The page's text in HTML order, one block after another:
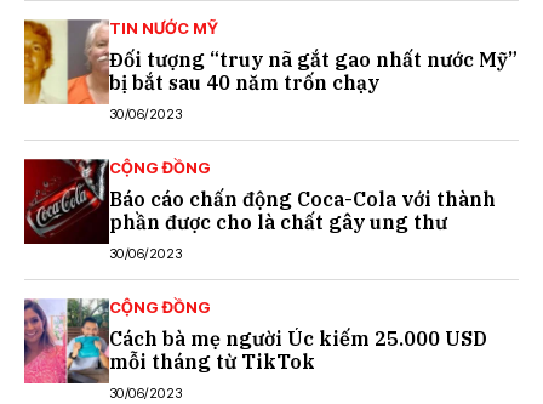
TIN NƯỚC MỸ
Đối tượng “truy nã gắt gao nhất nước Mỹ”
bị bắt sau 40 năm trốn chạy
30/06/2023
CỘNG ĐỒNG
Báo cáo chấn động Coca-Cola với thành
phần được cho là chất gây ung thư
30/06/2023
CỘNG ĐỒNG
Cách bà mẹ người Úc kiếm 25.000 USD
mỗi tháng từ TikTok
30/06/2023